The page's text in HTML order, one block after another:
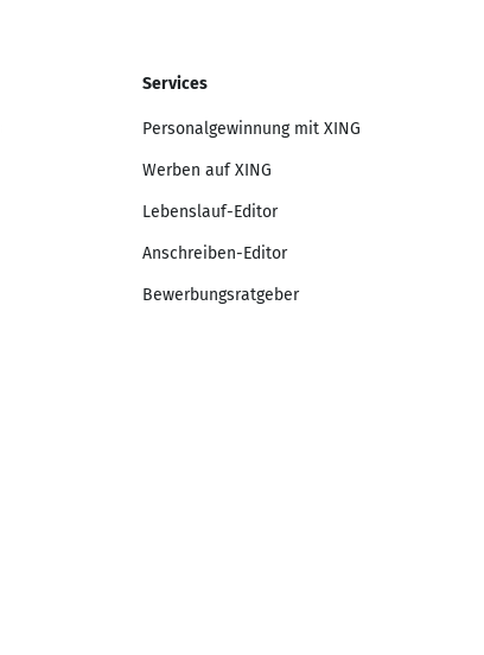
Services
Personalgewinnung mit XING
Werben auf XING
Lebenslauf-Editor
Anschreiben-Editor
Bewerbungsratgeber